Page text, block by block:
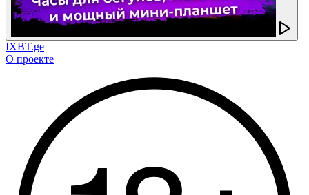
IXBT.ge
О проекте